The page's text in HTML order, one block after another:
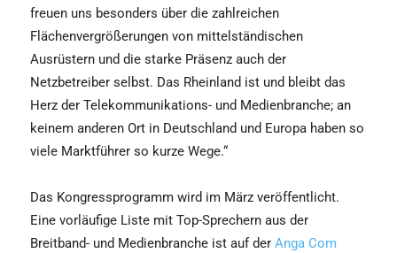
freuen uns besonders über die zahlreichen
Flächenvergrößerungen von mittelständischen
Ausrüstern und die starke Präsenz auch der
Netzbetreiber selbst. Das Rheinland ist und bleibt das
Herz der Telekommunikations- und Medienbranche; an
keinem anderen Ort in Deutschland und Europa haben so
viele Marktführer so kurze Wege.“
Das Kongressprogramm wird im März veröffentlicht.
Eine vorläufige Liste mit Top-Sprechern aus der
Breitband- und Medienbranche ist auf der Anga Com